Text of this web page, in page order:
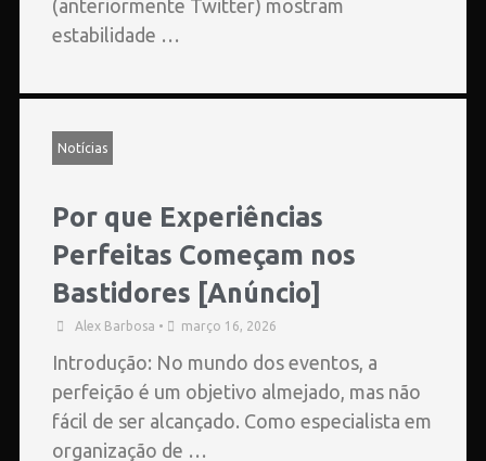
(anteriormente Twitter) mostram
estabilidade …
Notícias
Por que Experiências
Perfeitas Começam nos
Bastidores [Anúncio]
Alex Barbosa • março 16, 2026
Introdução: No mundo dos eventos, a
perfeição é um objetivo almejado, mas não
fácil de ser alcançado. Como especialista em
organização de …